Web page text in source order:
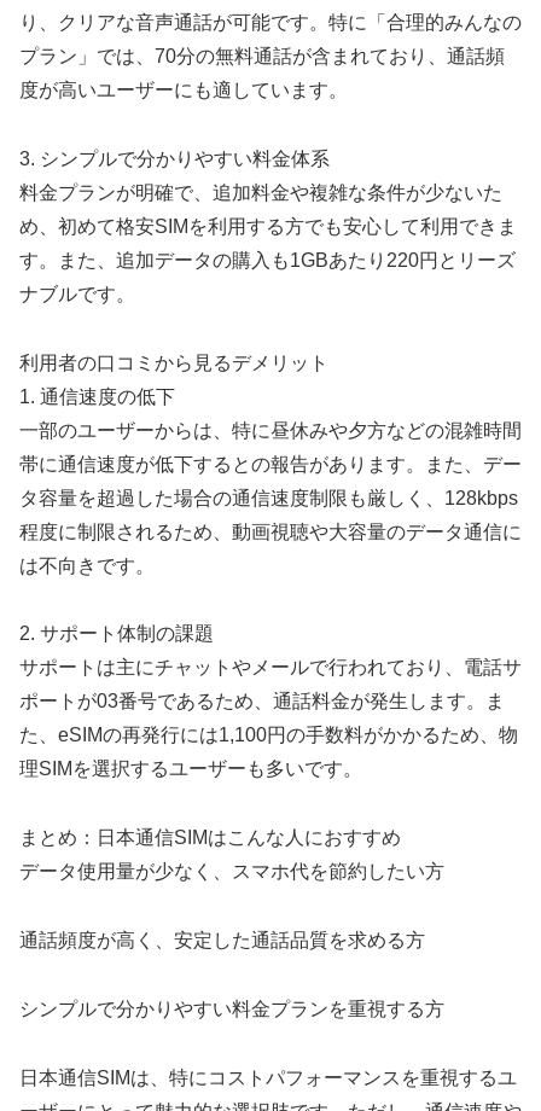
り、クリアな音声通話が可能です。特に「合理的みんなの
プラン」では、70分の無料通話が含まれており、通話頻
度が高いユーザーにも適しています。
3. シンプルで分かりやすい料金体系
料金プランが明確で、追加料金や複雑な条件が少ないた
め、初めて格安SIMを利用する方でも安心して利用できま
す。また、追加データの購入も1GBあたり220円とリーズ
ナブルです。
利用者の口コミから見るデメリット
1. 通信速度の低下
一部のユーザーからは、特に昼休みや夕方などの混雑時間
帯に通信速度が低下するとの報告があります。また、デー
タ容量を超過した場合の通信速度制限も厳しく、128kbps
程度に制限されるため、動画視聴や大容量のデータ通信に
は不向きです。
2. サポート体制の課題
サポートは主にチャットやメールで行われており、電話サ
ポートが03番号であるため、通話料金が発生します。ま
た、eSIMの再発行には1,100円の手数料がかかるため、物
理SIMを選択するユーザーも多いです。
まとめ：日本通信SIMはこんな人におすすめ
データ使用量が少なく、スマホ代を節約したい方
通話頻度が高く、安定した通話品質を求める方
シンプルで分かりやすい料金プランを重視する方
日本通信SIMは、特にコストパフォーマンスを重視するユ